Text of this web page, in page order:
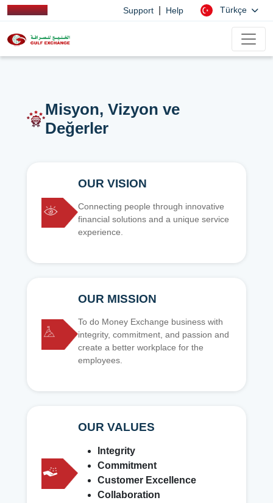
Support Help Türkçe
Misyon, Vizyon ve
Değerler
OUR VISION
Connecting people through innovative
financial solutions and a unique service
experience.
OUR MISSION
To do Money Exchange business with
integrity, commitment, and passion and
create a better workplace for the
employees.
OUR VALUES
Integrity
Commitment
Customer Excellence
Collaboration